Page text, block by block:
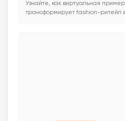
Узнайте, как виртуальная
трансформирует fashion-ритейл